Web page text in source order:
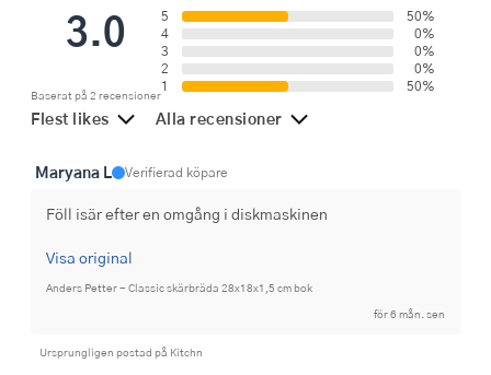
3.0
Baserat på 2 recensioner
5
50%
4
0%
3
0%
2
0%
1
50%
Flest likes Alla recensioner
Maryana L Verifierad köpare
Föll isär efter en omgång i diskmaskinen
Visa original
Anders Petter - Classic skärbräda 28x18x1,5 cm bok
för 6 mån. sen
Ursprungligen postad på Kitchn